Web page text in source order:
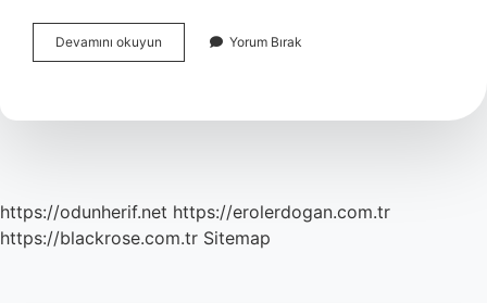
Devamını okuyun Ingilizler
Hindistanda
Kaldı
Yorum Bırak
https://odunherif.net https://erolerdogan.com.tr
https://blackrose.com.tr Sitemap